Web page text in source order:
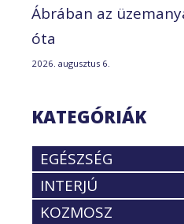
Ábrában az
óta
2026. augusztus 6.
KATEGÓRIÁK
EGÉSZSÉG
INTERJÚ
KOZMOSZ